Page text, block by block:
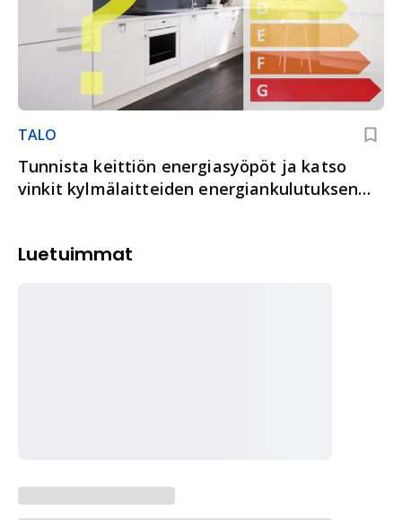
TALO
Tunnista keittiön energiasyöpöt ja katso
vinkit kylmälaitteiden energiankulutuksen
Luetuimmat